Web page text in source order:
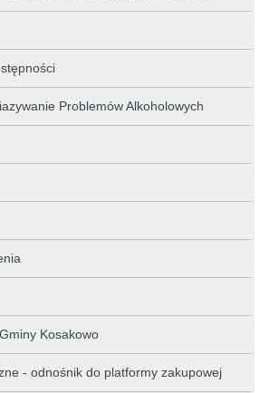
Problemów Alkoholowych
Kosakowo
- odnośnik do platformy zakupowej